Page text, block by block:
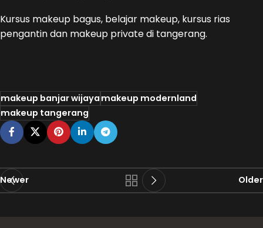
Kursus makeup bagus, belajar makeup, kursus rias
pengantin dan makeup private di tangerang.
makeup banjar wijayamakeup modernland
makeup tangerang
Newer Older